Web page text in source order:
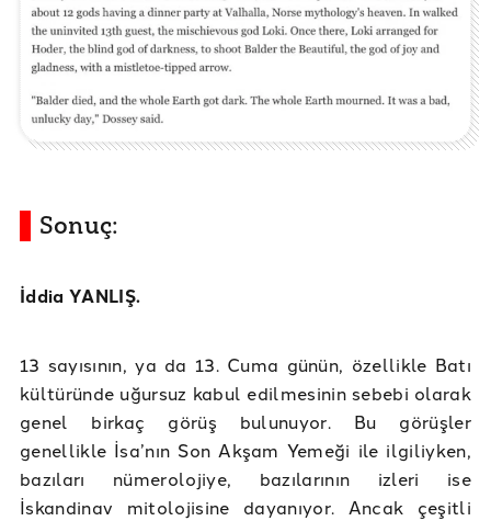
Sonuç:
İddia YANLIŞ.
13 sayısının, ya da 13. Cuma günün, özellikle Batı
kültüründe uğursuz kabul edilmesinin sebebi olarak
genel birkaç görüş bulunuyor. Bu görüşler
genellikle İsa’nın Son Akşam Yemeği ile ilgiliyken,
bazıları nümerolojiye, bazılarının izleri ise
İskandinav mitolojisine dayanıyor. Ancak çeşitli